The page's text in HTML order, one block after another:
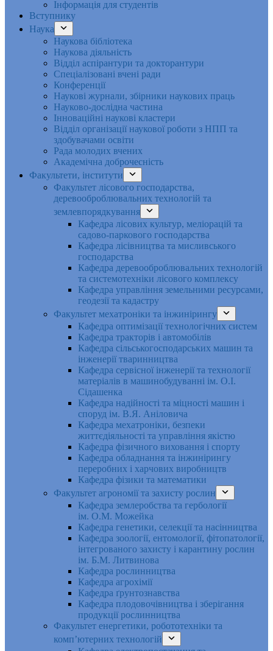
Інформація для студентів
Вступнику
Наука
Наукова бібліотека
Наукова діяльність
Відділ аспірантури та докторантури
Спеціалізовані вчені ради
Конференції
Наукові журнали, збірники наукових праць
Науково-дослідна частина
Інноваційні наукові кластери
Відділ організації наукової роботи з НПП та
здобувачами освіти
Рада молодих вчених
Академічна доброчесність
Факультети, інститути
Факультет лісового господарства,
деревооброблювальних технологій та
землевпорядкування
Кафедра лісових культур, меліорацій та
садово-паркового господарства
Кафедра лісівництва та мисливського
господарства
Кафедра деревооброблювальних технологій
та системотехніки лісового комплексу
Кафедра управління земельними ресурсами,
геодезії та кадастру
Факультет мехатроніки та інжинірингу
Кафедра оптимізації технологічних систем
Кафедра тракторів і автомобілів
Кафедра сільськогосподарських машин та
інженерії тваринництва
Кафедра cервісної інженерії та технології
матеріалів в машинобудуванні ім. О.І.
Сідашенка
Кафедра надійності та міцності машин і
споруд ім. В.Я. Аніловича
Кафедра мехатроніки, безпеки
життєдіяльності та управління якістю
Кафедра фізичного виховання і спорту
Кафедра обладнання та інжинірингу
переробних і харчових виробництв
Кафедра фізики та математики
Факультет агрономії та захисту рослин
Кафедра землеробства та гербології
ім. О.М. Можейка
Кафедра генетики, селекції та насінництва
Кафедра зоології, ентомології, фітопатології,
інтегрованого захисту і карантину рослин
ім. Б.М. Литвинова
Кафедра рослинництва
Кафедра агрохімії
Кафедра ґрунтознавства
Кафедра плодовочівництва і зберігання
продукції рослинництва
Факультет енергетики, робототехніки та
комп’ютерних технологій